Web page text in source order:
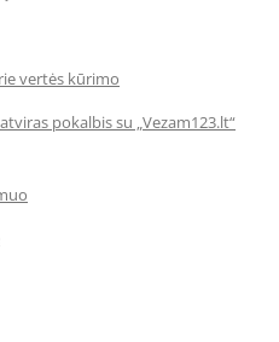
vertės kūrimo
pokalbis su „Vezam123.lt“